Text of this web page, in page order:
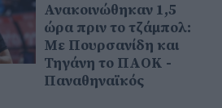
Ανακοινώθηκαν 1,5
ώρα πριν το τζάμπολ:
Με Πουρσανίδη και
Τηγάνη το ΠΑΟΚ -
Παναθηναϊκός